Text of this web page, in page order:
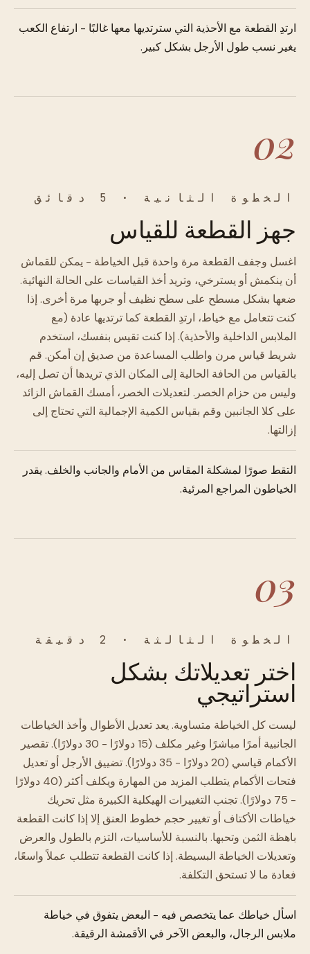
ارتدِ القطعة مع الأحذية التي سترتديها معها غالبًا - ارتفاع الكعب
يغير نسب طول الأرجل بشكل كبير.
02
الخطوة الثانية · 5 دقائق
جهز القطعة للقياس
اغسل وجفف القطعة مرة واحدة قبل الخياطة - يمكن للقماش
أن ينكمش أو يسترخي، وتريد أخذ القياسات على الحالة النهائية.
ضعها بشكل مسطح على سطح نظيف أو جربها مرة أخرى. إذا
كنت تتعامل مع خياط، ارتدِ القطعة كما ترتديها عادة (مع
الملابس الداخلية والأحذية). إذا كنت تقيس بنفسك، استخدم
شريط قياس مرن واطلب المساعدة من صديق إن أمكن. قم
بالقياس من الحافة الحالية إلى المكان الذي تريدها أن تصل إليه،
وليس من حزام الخصر. لتعديلات الخصر، أمسك القماش الزائد
على كلا الجانبين وقم بقياس الكمية الإجمالية التي تحتاج إلى
إزالتها.
التقط صورًا لمشكلة المقاس من الأمام والجانب والخلف. يقدر
الخياطون المراجع المرئية.
03
الخطوة الثالثة · 2 دقيقة
اختر تعديلاتك بشكل
استراتيجي
ليست كل الخياطة متساوية. يعد تعديل الأطوال وأخذ الخياطات
الجانبية أمرًا مباشرًا وغير مكلف (15 دولارًا - 30 دولارًا). تقصير
الأكمام قياسي (20 دولارًا - 35 دولارًا). تضييق الأرجل أو تعديل
فتحات الأكمام يتطلب المزيد من المهارة ويكلف أكثر (40 دولارًا
- 75 دولارًا). تجنب التغييرات الهيكلية الكبيرة مثل تحريك
خياطات الأكتاف أو تغيير حجم خطوط العنق إلا إذا كانت القطعة
باهظة الثمن وتحبها. بالنسبة للأساسيات، التزم بالطول والعرض
وتعديلات الخياطة البسيطة. إذا كانت القطعة تتطلب عملاً واسعًا،
فعادة ما لا تستحق التكلفة.
اسأل خياطك عما يتخصص فيه - البعض يتفوق في خياطة
ملابس الرجال، والبعض الآخر في الأقمشة الرقيقة.